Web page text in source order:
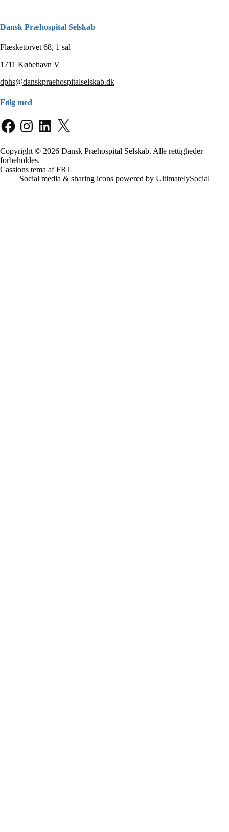
Dansk Præhospital Selskab
Flæsketorvet 68, 1 sal
1711 Købehavn V
dphs@danskpraehospitalselskab.dk
Følg med
FacebookInstagramLinkedIn
X
Copyright © 2026 Dansk Præhospital Selskab. Alle rettigheder
forbeholdes.
Cassions tema afFRT
Social media & sharing icons powered by UltimatelySocial